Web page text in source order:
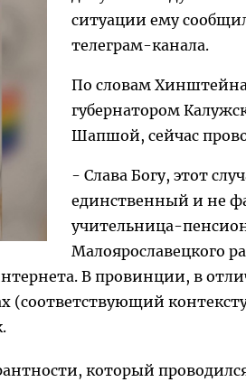
ситуации ему
телеграм-канала.
По словам
губернатором
Шапшой, сейчас
- Слава Богу, этот
единственный и не
учительница-
Малоярославецкого
В провинции, в
(соответствующий
который